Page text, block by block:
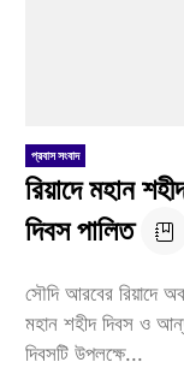
প্রবাস সংবাদ
রিয়াদে মহান
দিবস পালিত
সৌদি আরবের রিয়াদে
মহান শহীদ দিবস ও
দিবসটি উপলক্ষে...